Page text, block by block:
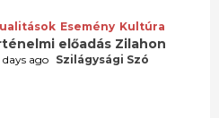
Esemény Kultúra
előadás Zilahon
days ago Szilágysági Szó